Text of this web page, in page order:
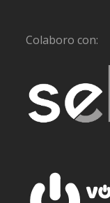
Colaboro con: